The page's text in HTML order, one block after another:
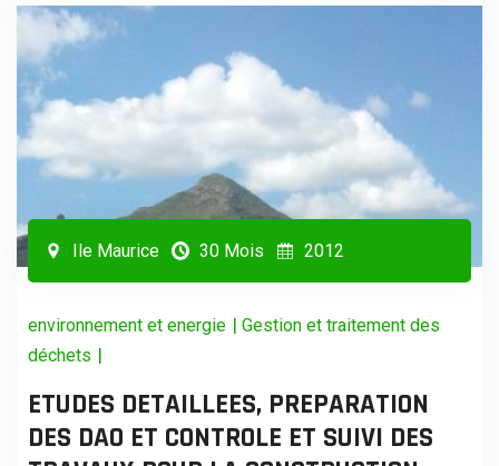
Ile Maurice 30 Mois 2012
environnement et energie | Gestion et traitement des
déchets |
ETUDES DETAILLEES, PREPARATION
DES DAO ET CONTROLE ET SUIVI DES